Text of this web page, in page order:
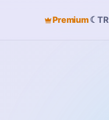
Premium☾ TR